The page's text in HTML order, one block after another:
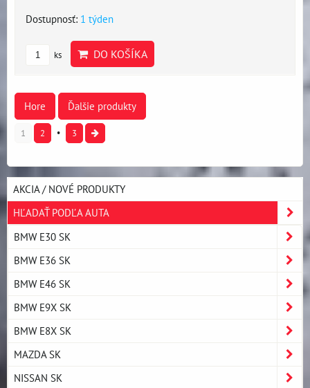
Dostupnosť: 1 týden
ks DO KOŠÍKA
Hore Ďalšie produkty
1 2 3
AKCIA / NOVÉ PRODUKTY
HĽADAŤ PODĽA AUTA
BMW E30 SK
BMW E36 SK
BMW E46 SK
BMW E9X SK
BMW E8X SK
MAZDA SK
NISSAN SK